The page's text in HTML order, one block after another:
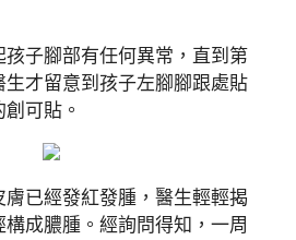
子腳部有任何異常，直到第
才留意到孩子左腳腳跟處貼
可貼。
已經發紅發腫，醫生輕輕揭
成膿腫。經詢問得知，一周